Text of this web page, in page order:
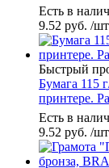
Есть в
9.52 руб. /шт
Быстрый
Бумага 115
принтере.
Есть в
9.52 руб. /шт